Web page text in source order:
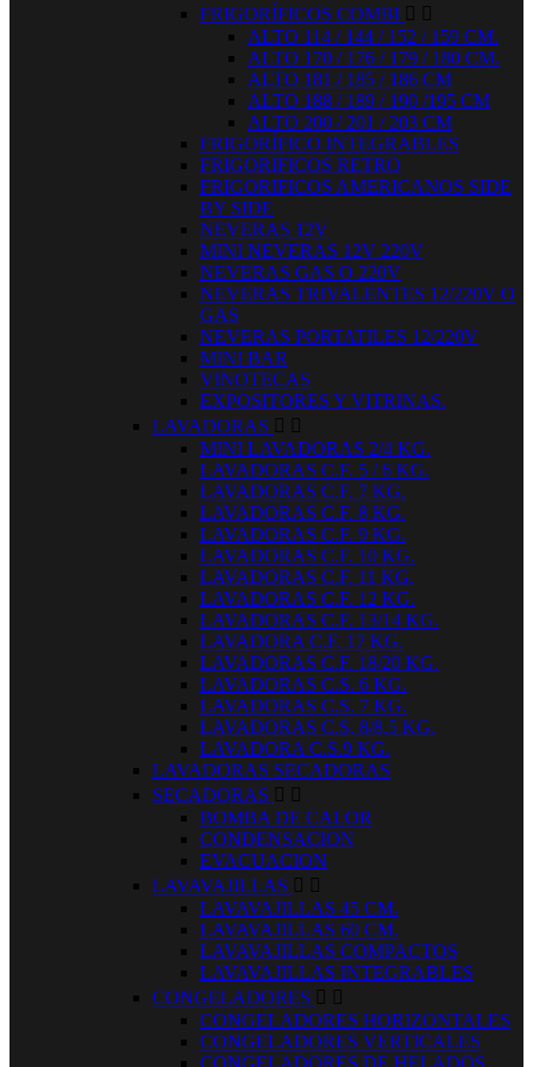
FRIGORÍFICOS COMBI  
ALTO 114 / 144 / 152 / 159 CM.
ALTO 170 / 176 / 179 / 180 CM.
ALTO 181 / 185 / 186 CM
ALTO 188 / 189 / 190 /195 CM
ALTO 200 / 201 / 203 CM
FRIGORÍFICO INTEGRABLES
FRIGORIFICOS RETRO
FRIGORIFICOS AMERICANOS SIDE
BY SIDE
NEVERAS 12V
MINI NEVERAS 12V 220V
NEVERAS GAS O 220V
NEVERAS TRIVALENTES 12/220V O
GAS
NEVERAS PORTATILES 12/220V
MINI BAR
VINOTECAS
EXPOSITORES Y VITRINAS.
LAVADORAS  
MINI LAVADORAS 2/4 KG.
LAVADORAS C.F. 5 / 6 KG.
LAVADORAS C.F. 7 KG.
LAVADORAS C.F. 8 KG.
LAVADORAS C.F. 9 KG.
LAVADORAS C.F. 10 KG.
LAVADORAS C.F. 11 KG.
LAVADORAS C.F. 12 KG.
LAVADORAS C.F. 13/14 KG.
LAVADORA C.F. 17 KG.
LAVADORAS C.F. 18/20 KG.
LAVADORAS C.S. 6 KG.
LAVADORAS C.S. 7 KG.
LAVADORAS C.S. 8/8,5 KG.
LAVADORA C.S.9 KG.
LAVADORAS SECADORAS
SECADORAS  
BOMBA DE CALOR
CONDENSACION
EVACUACION
LAVAVAJILLAS  
LAVAVAJILLAS 45 CM.
LAVAVAJILLAS 60 CM.
LAVAVAJILLAS COMPACTOS
LAVAVAJILLAS INTEGRABLES
CONGELADORES  
CONGELADORES HORIZONTALES
CONGELADORES VERTICALES
CONGELADORES DE HELADOS